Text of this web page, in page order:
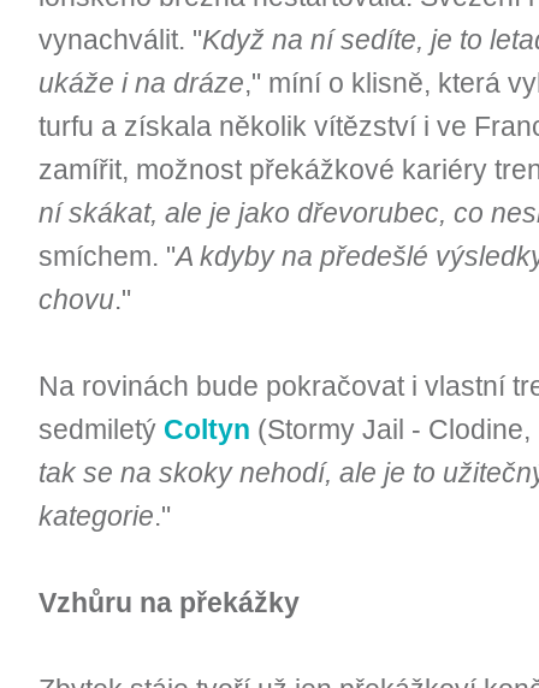
vynachválit. "Když na ní sedíte, je to
ukáže i na dráze," míní o klisně, která
turfu a získala několik vítězství i ve
zamířit, možnost překážkové kariéry
ní skákat, ale je jako dřevorubec, co
smíchem. "A kdyby na předešlé
chovu."
Na rovinách bude pokračovat i vlastní
sedmiletý Coltyn (Stormy Jail -
tak se na skoky nehodí, ale je to
kategorie."
Vzhůru na překážky